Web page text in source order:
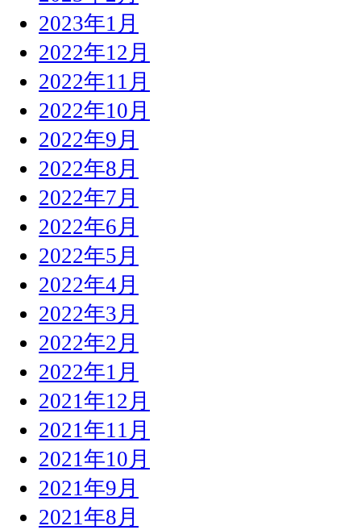
2023年1月
2022年12月
2022年11月
2022年10月
2022年9月
2022年8月
2022年7月
2022年6月
2022年5月
2022年4月
2022年3月
2022年2月
2022年1月
2021年12月
2021年11月
2021年10月
2021年9月
2021年8月